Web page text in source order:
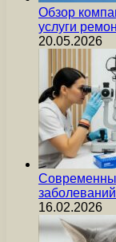
Обзор
услуги
20.05.2026
16.02.2026